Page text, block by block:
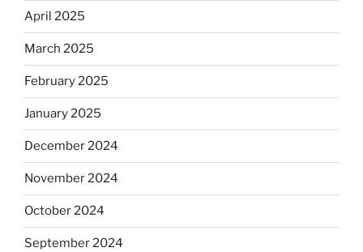
April 2025
March 2025
February 2025
January 2025
December 2024
November 2024
October 2024
September 2024